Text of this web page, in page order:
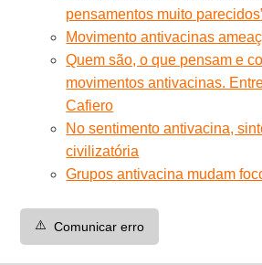
pensamentos muito
Movimento antivacinas
Quem são, o que pensam e
movimentos antivacinas.
Cafiero
No sentimento antivacina,
civilizatória
Grupos antivacina mudam
⚠️ Comunicar erro